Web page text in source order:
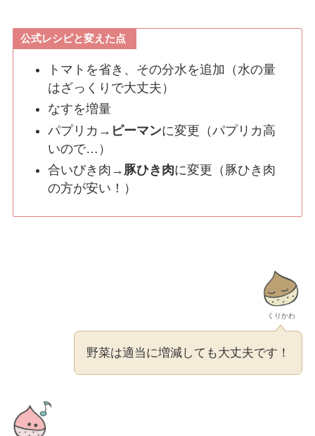
公式レシピと変えた点
トマトを省き、その分水を追加（水の量
はざっくりで大丈夫）
なすを増量
パプリカ→ ピーマンに変更（パプリカ高
いので…）
合いびき肉→ 豚ひき肉に変更（豚ひき肉
の方が安い！）
くりかわ
野菜は適当に増減しても大丈夫です！